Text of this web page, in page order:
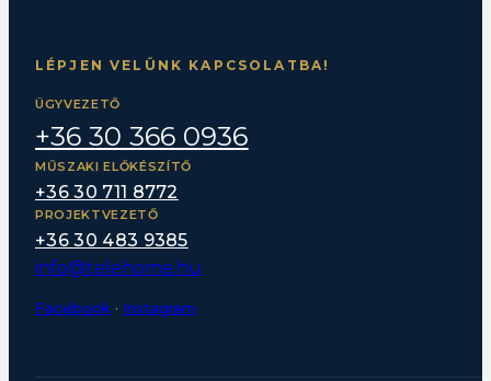
LÉPJEN VELÜNK KAPCSOLATBA!
ÜGYVEZETŐ
+36 30 366 0936
MŰSZAKI ELŐKÉSZÍTŐ
+36 30 711 8772
PROJEKTVEZETŐ
+36 30 483 9385
info@telehome.hu
Facebook · Instagram